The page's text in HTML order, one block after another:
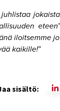
eteen
iloitsemme
kaikille!”
sisältö: